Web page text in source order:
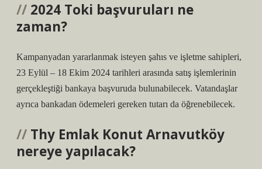
2024 Toki başvuruları ne
zaman?
Kampanyadan yararlanmak isteyen şahıs ve işletme sahipleri,
23 Eylül – 18 Ekim 2024 tarihleri ​​arasında satış işlemlerinin
gerçekleştiği bankaya başvuruda bulunabilecek. Vatandaşlar
ayrıca bankadan ödemeleri gereken tutarı da öğrenebilecek.
Thy Emlak Konut Arnavutköy
nereye yapılacak?